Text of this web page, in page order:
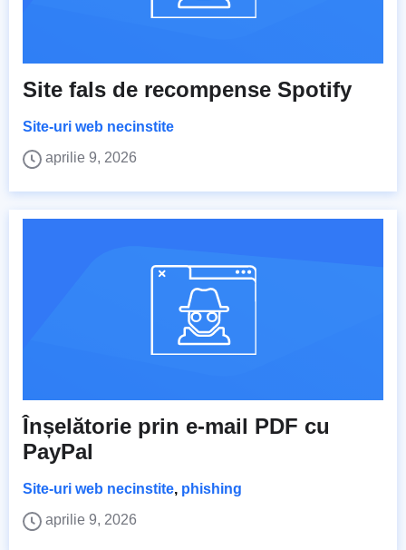
Site fals de recompense Spotify
Site-uri web necinstite
aprilie 9, 2026
Înșelătorie prin e-mail PDF cu
PayPal
Site-uri web necinstite, phishing
aprilie 9, 2026